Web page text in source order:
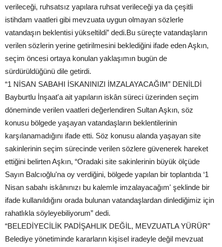
verileceği, ruhsatsız yapılara ruhsat verileceği ya da çeşitli
istihdam vaatleri gibi mevzuata uygun olmayan sözlerle
vatandaşın beklentisi yükseltildi” dedi.Bu süreçte vatandaşların
verilen sözlerin yerine getirilmesini beklediğini ifade eden Aşkın,
seçim öncesi ortaya konulan yaklaşımın bugün de
sürdürüldüğünü dile getirdi.
“1 NİSAN SABAHI İSKANINIZI İMZALAYACAĞIM” DENİLDİ
Bayburtlu İnşaat'a ait yapıların iskân süreci üzerinden seçim
döneminde verilen vaatleri değerlendiren Sultan Aşkın, söz
konusu bölgede yaşayan vatandaşların beklentilerinin
karşılanamadığını ifade etti. Söz konusu alanda yaşayan site
sakinlerinin seçim sürecinde verilen sözlere güvenerek hareket
ettiğini belirten Aşkın, “Oradaki site sakinlerinin büyük ölçüde
Sayın Balcıoğlu'na oy verdiğini, bölgede yapılan bir toplantıda ‘1
Nisan sabahı iskânınızı bu kalemle imzalayacağım' şeklinde bir
ifade kullanıldığını orada bulunan vatandaşlardan dinlediğimiz için
rahatlıkla söyleyebiliyorum” dedi.
“BELEDİYECİLİK PADİŞAHLIK DEĞİL, MEVZUATLA YÜRÜR”
Belediye yönetiminde kararların kişisel iradeyle değil mevzuat